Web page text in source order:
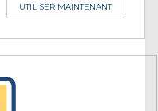
UTILISER MAINTENANT